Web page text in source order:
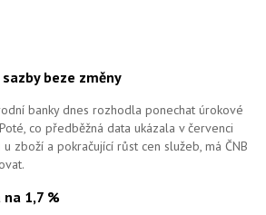
beze změny
banky dnes rozhodla ponechat úrokové
co předběžná data ukázala v červenci
zboží a pokračující růst cen služeb, má ČNB
1,7 %